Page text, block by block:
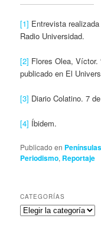
[1] Entrevista
Radio Universidad.
[2] Flores Olea, Víctor.
publicado en El
[3] Diario Colatino. 7
[4] Íbidem.
Publicado en Penínsulas
Periodismo, Reportaje
CATEGORÍAS
Categorías